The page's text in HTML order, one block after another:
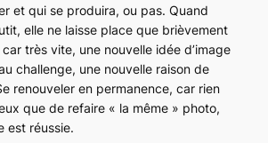
et qui se produira, ou pas. Quand
elle ne laisse place que brièvement
très vite, une nouvelle idée d’image
challenge, une nouvelle raison de
renouveler en permanence, car rien
que de refaire « la même » photo,
est réussie.